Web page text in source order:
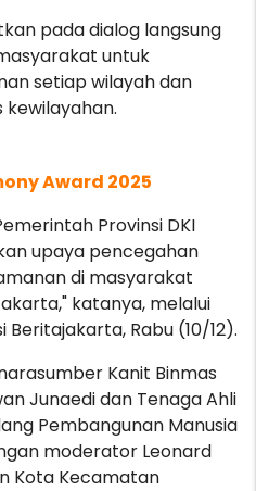
pada dialog langsung
untuk
setiap wilayah dan
kewilayahan.
Award 2025
Provinsi DKI
upaya pencegahan
di masyarakat
katanya, melalui
Rabu (10/12).
Kanit Binmas
Junaedi dan Tenaga Ahli
Pembangunan Manusia
moderator Leonard
Kota Kecamatan